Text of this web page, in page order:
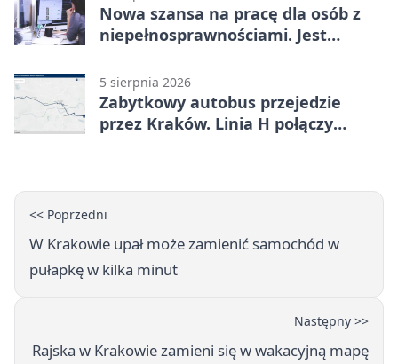
Nowa szansa na pracę dla osób z
niepełnosprawnościami. Jest
5 sierpnia 2026
Zabytkowy autobus przejedzie
przez Kraków. Linia H połączy
<< Poprzedni
W Krakowie upał może zamienić samochód w
pułapkę w kilka minut
Następny >>
Rajska w Krakowie zamieni się w wakacyjną mapę